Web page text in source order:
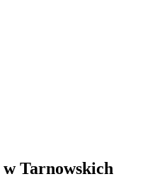
Tarnowskich